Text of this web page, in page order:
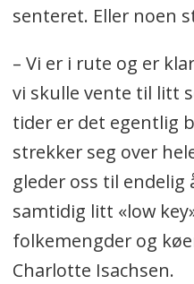
senteret. Eller noen
– Vi er i rute og er
vi skulle vente til litt
tider er det egentlig
strekker seg over
gleder oss til endelig
samtidig litt «low
folkemengder og
Charlotte Isachsen.